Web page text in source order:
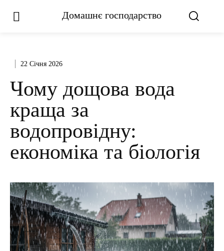
Домашнє господарство
22 Січня 2026
Чому дощова вода
краща за
водопровідну:
економіка та біологія